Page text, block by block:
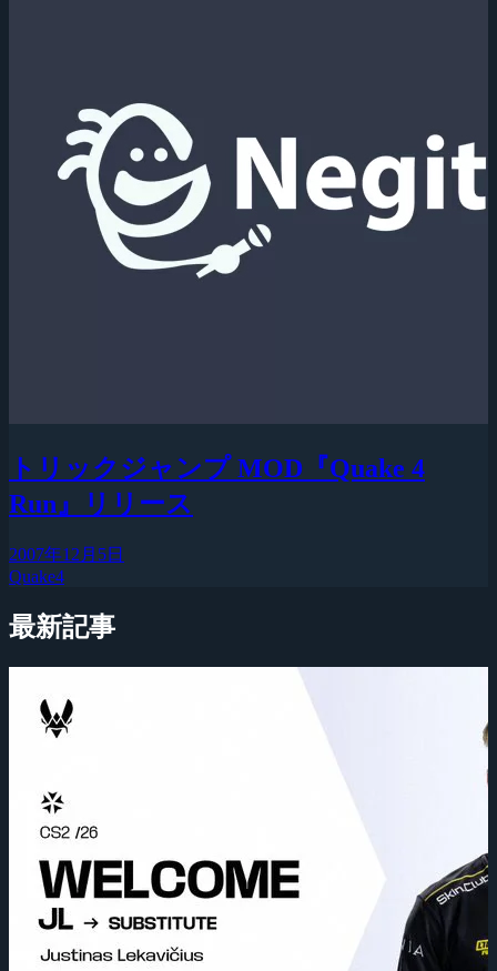
トリックジャンプ MOD『Quake 4
Run』リリース
2007年12月5日
Quake4
最新記事